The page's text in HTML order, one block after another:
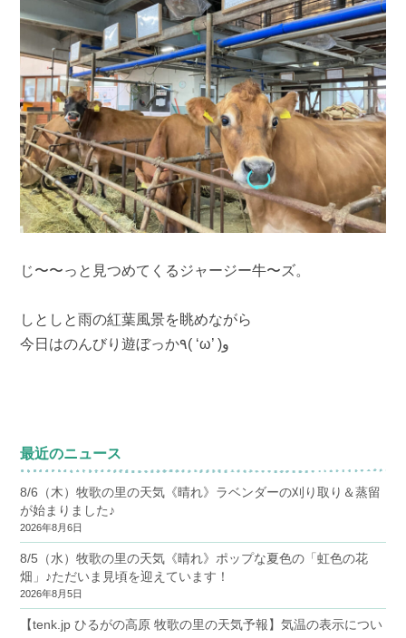
じ〜〜っと見つめてくるジャージー牛〜ズ。
しとしと雨の紅葉風景を眺めながら
今日はのんびり遊ぼっか٩( ‘ω’ )و
最近のニュース
8/6（木）牧歌の里の天気《晴れ》ラベンダーの刈り取り＆蒸留
が始まりました♪
2026年8月6日
8/5（水）牧歌の里の天気《晴れ》ポップな夏色の「虹色の花
畑」♪ただいま見頃を迎えています！
2026年8月5日
【tenk.jp ひるがの高原 牧歌の里の天気予報】気温の表示につい